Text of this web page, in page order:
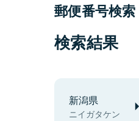
郵便番号検索
検索結果
新潟県
ニイガタケン